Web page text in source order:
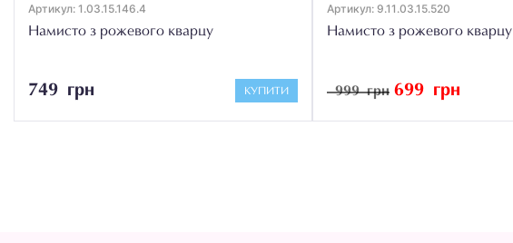
Артикул: 1.03.15.146.4
Намисто з рожевого кварцу
749 грн КУПИТИ
Артикул: 9.11.03.15.520
Намисто з рожевого кварцу
999 грн 699 грн